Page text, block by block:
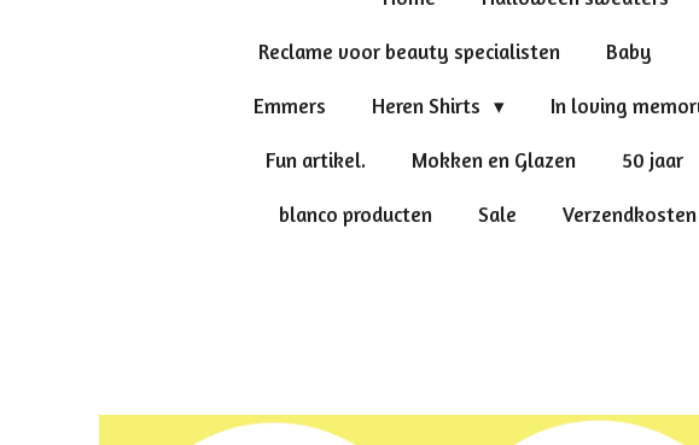
Reclame voor beauty specialisten Baby
Emmers Heren Shirts In loving
Fun artikel. Mokken en Glazen 50 jaar
blanco producten Sale Verzendkosten